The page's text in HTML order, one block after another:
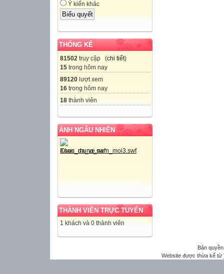
Ý kiến khác
THỐNG KÊ
81502 truy cập (chi tiết)
15 trong hôm nay
89120 lượt xem
16 trong hôm nay
18 thành viên
ẢNH NGẪU NHIÊN
THÀNH VIÊN TRỰC TUYẾN
1 khách và 0 thành viên
Bản
Website được thừa kế từ